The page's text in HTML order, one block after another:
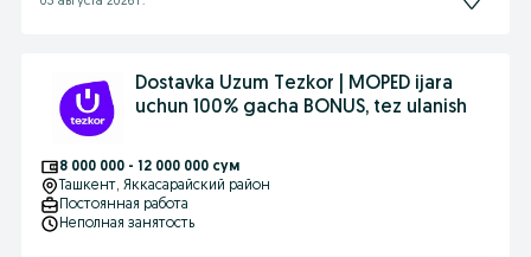
Dostavka Uzum Tezkor | MOPED ijara
uchun 100% gacha BONUS, tez ulanish
8 000 000 - 12 000 000 сум
Ташкент, Яккасарайский район
Постоянная работа
Неполная занятость